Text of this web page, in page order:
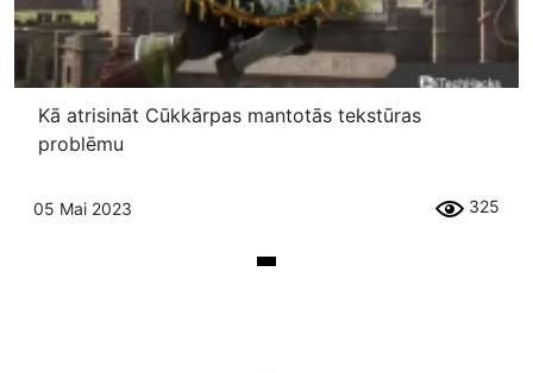
Kā atrisināt Cūkkārpas mantotās tekstūras
problēmu
05 Mai 2023 325